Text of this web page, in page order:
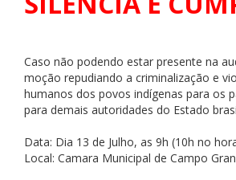
Caso não podendo estar presente na
moção repudiando a criminalização e
humanos dos povos indígenas para os
para demais autoridades do Estado
Data: Dia 13 de Julho, as 9h (10h no
Local: Camara Municipal de Campo